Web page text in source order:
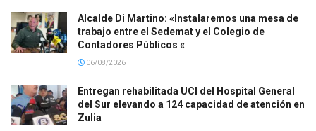
Alcalde Di Martino: «Instalaremos una mesa de
trabajo entre el Sedemat y el Colegio de
Contadores Públicos «
06/08/2026
Entregan rehabilitada UCI del Hospital General
del Sur elevando a 124 capacidad de atención en
Zulia